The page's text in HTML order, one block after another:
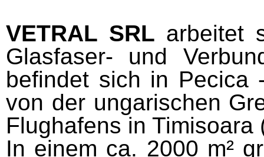
VETRAL SRL arbeitet
Glasfaser- und
befindet sich in
von der ungarischen
Flughafens in Timisoara
In einem ca. 2000 m²